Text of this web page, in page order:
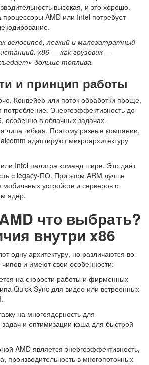
высокая, и это хорошо.
процессоры AMD или Intel потребует
велосипед, легкий и малозатратный
x86 — как грузовик —
больше топлива.
и принцип работы
Конвейер или поток обработки проще,
потребление. Энергоэффективность до
в облачных задачах.
чипа гибкая. Поэтому разные компании,
адаптируют микроархитектуру
Intel палитра команд шире. Это даёт
с legacy-ПО. При этом ARM лучше
устройств и серверов с
ядер.
что выбрать?
внутри x86
одну архитектуру, но различаются во
и имеют свои особенности:
на скорости работы и фирменных
Quick Sync для видео или встроенных
на многоядерность для
и оптимизации кэша для быстрой
AMD является энергоэффективность,
производительность в многопоточных